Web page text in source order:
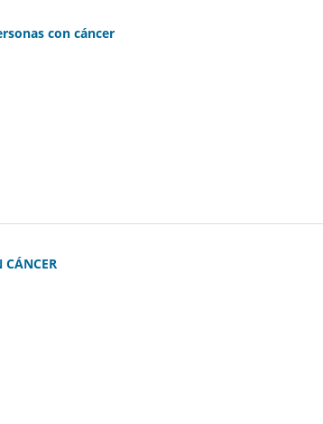
con cáncer
CÁNCER